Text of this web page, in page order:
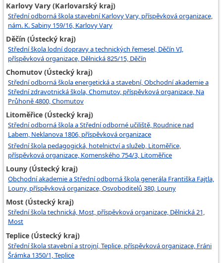
Karlovy Vary (Karlovarský kraj)
Střední odborná škola stavební Karlovy Vary, příspěvková organizace,
nám. K. Sabiny 159/16, Karlovy Vary
Děčín (Ústecký kraj)
Střední škola lodní dopravy a technických řemesel, Děčín VI,
příspěvková organizace, Dělnická 825/15, Děčín
Chomutov (Ústecký kraj)
Střední odborná škola energetická a stavební, Obchodní akademie a
Střední zdravotnická škola, Chomutov, příspěvková organizace, Na
Průhoně 4800, Chomutov
Litoměřice (Ústecký kraj)
Střední odborná škola a Střední odborné učiliště, Roudnice nad
Labem, Neklanova 1806, příspěvková organizace
Střední škola pedagogická, hotelnictví a služeb, Litoměřice,
příspěvková organizace, Komenského 754/3, Litoměřice
Louny (Ústecký kraj)
Obchodní akademie a Střední odborná škola generála Františka Fajtla,
Louny, příspěvková organizace, Osvoboditelů 380, Louny
Most (Ústecký kraj)
Střední škola technická, Most, příspěvková organizace, Dělnická 21,
Most
Teplice (Ústecký kraj)
Střední škola stavební a strojní, Teplice, příspěvková organizace, Fráni
Šrámka 1350/1, Teplice